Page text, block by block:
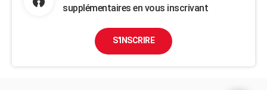
supplémentaires en vous inscrivant
S'INSCRIRE